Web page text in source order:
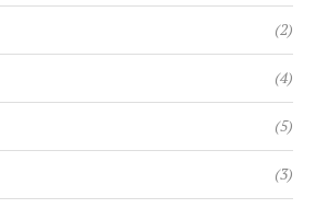
(2)
(4)
(5)
(3)